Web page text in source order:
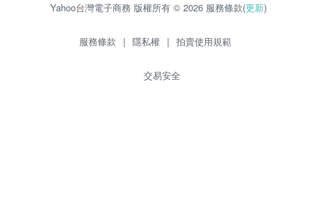
Yahoo台灣電子商務 版權所有 © 2026 服務條款(更新)
服務條款 | 隱私權 | 拍賣使用規範
交易安全